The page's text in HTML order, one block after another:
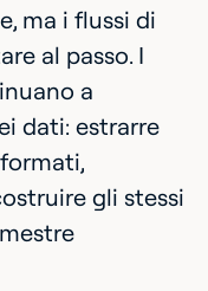
ma i flussi di
al passo. I
a
dati: estrarre
gli stessi